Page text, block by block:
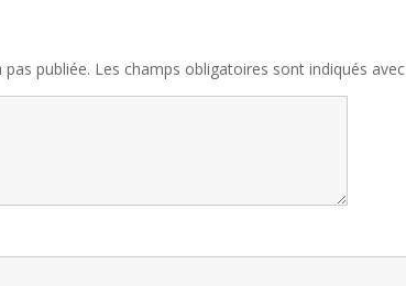
publiée. Les champs obligatoires sont indiqués avec